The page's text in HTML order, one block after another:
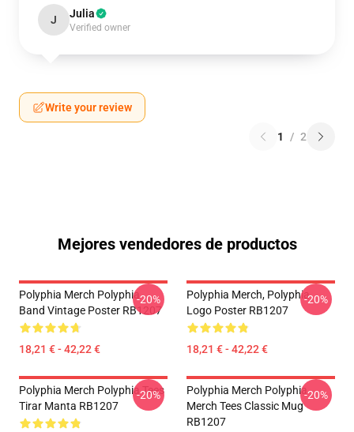
J Julia
Verified owner
Write your review
1 / 2
Mejores vendedores de productos
Polyphia Merch Polyphia
Band Vintage Poster RB1207
18,21 € - 42,22 €
-20%
Polyphia Merch, Polyphia
Logo Poster RB1207
18,21 € - 42,22 €
-20%
Polyphia Merch Polyphia Tees
Tirar Manta RB1207
-20%
Polyphia Merch Polyphia
Merch Tees Classic Mug
RB1207
-20%